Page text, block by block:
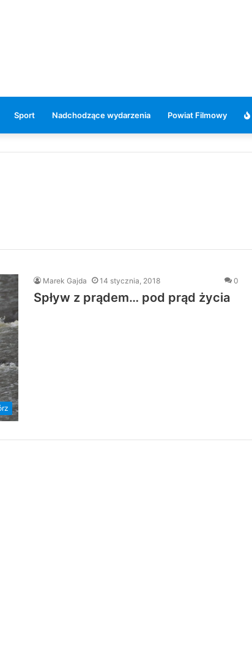
Sport Nadchodzące wydarzenia Powiat Filmowy
Marek Gajda 14 stycznia, 2018 0
Spływ z prądem… pod prąd życia